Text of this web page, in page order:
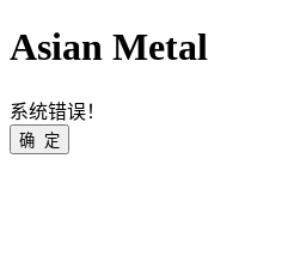
Asian Metal
系统错误！